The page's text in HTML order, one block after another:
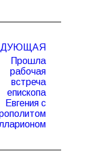
Прошла
рабочая
встреча
епископа
Евгения с